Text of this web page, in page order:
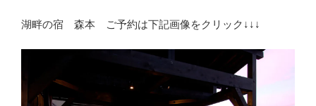
湖畔の宿 森本 ご予約は下記画像をクリック↓↓↓